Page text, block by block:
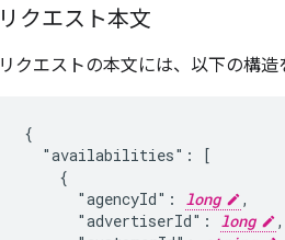
リクエスト本文
リクエストの本文には、以下の構
{
  "availabilities": [
    {
      "agencyId":
long
,
      "advertiserId":
long
,